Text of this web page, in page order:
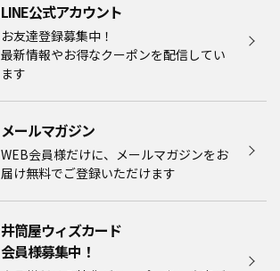
LINE公式アカウント
お友達登録募集中！
最新情報やお得なクーポンを配信してい
ます
メールマガジン​
WEB会員様だけに、メールマガジンをお
届け無料でご登録いただけます
井筒屋ウィズカード
会員様募集中！​​